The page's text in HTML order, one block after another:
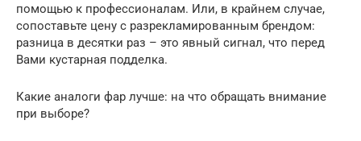
помощью к профессионалам. Или, в крайнем случае,
сопоставьте цену с разрекламированным брендом:
разница в десятки раз – это явный сигнал, что перед
Вами кустарная подделка.
Какие аналоги фар лучше: на что обращать внимание
при выборе?